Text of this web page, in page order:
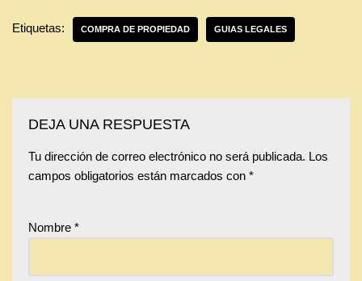
Etiquetas: COMPRA DE PROPIEDAD GUIAS LEGALES
DEJA UNA RESPUESTA
Tu dirección de correo electrónico no será publicada. Los
campos obligatorios están marcados con *
Nombre *